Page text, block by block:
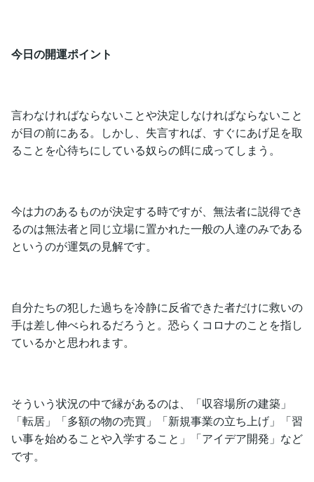
今日の開運ポイント
言わなければならないことや決定しなければならないこと
が目の前にある。しかし、失言すれば、すぐにあげ足を取
ることを心待ちにしている奴らの餌に成ってしまう。
今は力のあるものが決定する時ですが、無法者に説得でき
るのは無法者と同じ立場に置かれた一般の人達のみである
というのが運気の見解です。
自分たちの犯した過ちを冷静に反省できた者だけに救いの
手は差し伸べられるだろうと。恐らくコロナのことを指し
ているかと思われます。
そういう状況の中で縁があるのは、「収容場所の建築」
「転居」「多額の物の売買」「新規事業の立ち上げ」「習
い事を始めることや入学すること」「アイデア開発」など
です。